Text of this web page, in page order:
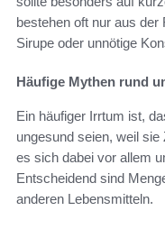
bestehen oft nur aus
Sirupe oder unnötige
Häufige Mythen rund
Ein häufiger Irrtum ist,
ungesund seien, weil
es sich dabei vor allem
Entscheidend sind
anderen Lebensmitteln.